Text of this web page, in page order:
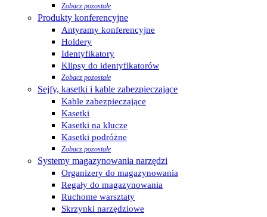
Zobacz pozostałe
Produkty konferencyjne
Antyramy konferencyjne
Holdery
Identyfikatory
Klipsy do identyfikatorów
Zobacz pozostałe
Sejfy, kasetki i kable zabezpieczające
Kable zabezpieczające
Kasetki
Kasetki na klucze
Kasetki podróżne
Zobacz pozostałe
Systemy magazynowania narzędzi
Organizery do magazynowania
Regały do magazynowania
Ruchome warsztaty
Skrzynki narzędziowe